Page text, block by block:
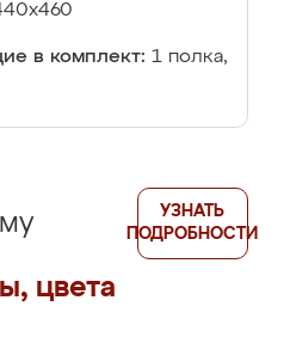
в комплект: 1 полка,
цвета
УЗНАТЬ
ПОДРОБНОСТИ